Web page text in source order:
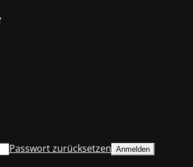
Passwort zurücksetzen